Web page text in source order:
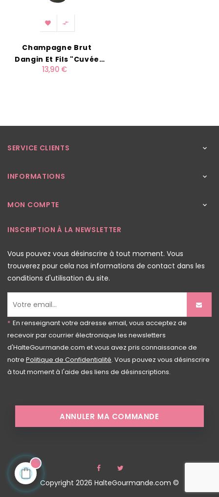
 
Champagne Brut
Dangin Et Fils "Cuvée
Carte Or" 37,5cl
13,90 €
SERVICE CLIENTS 
INFORMATIONS 
MON COMPTE 
INSCRIPTION À LA NEWSLETTER
Vous pouvez vous désinscrire à tout moment. Vous
trouverez pour cela nos informations de contact dans les
conditions d'utilisation du site.
* En renseignant votre adresse email, vous acceptez de
recevoir par courrier électronique les newsletters
d'HalteGourmande.com et vous avez pris connaissance de
notre Politique de Confidentialité. Vous pouvez vous désinscrire
à tout moment à l'aide des liens de désinscriptions.
ANNULER MA COMMANDE
Facebook
Copyright 2026 HalteGourmande.com ©